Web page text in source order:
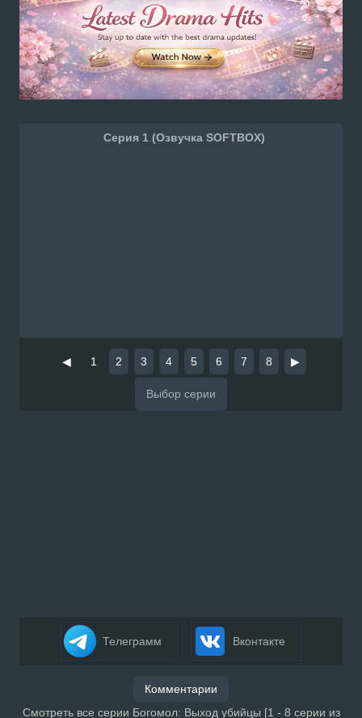
Серия 1 (Озвучка SOFTBOX)
◀ 1 2 3 4 5 6 7 8 ▶
Телеграмм Вконтакте
Комментарии
Смотреть все серии Богомол: Выход убийцы [1 - 8 серии из